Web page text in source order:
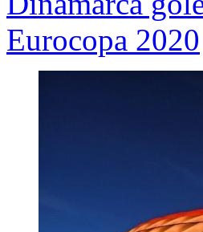
Eurocopa 2020